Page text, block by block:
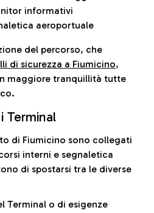
informativi
aeroportuale
del percorso, che
di sicurezza a Fiumicino,
maggiore tranquillità tutte
Terminal
di Fiumicino sono collegati
interni e segnaletica
di spostarsi tra le diverse
Terminal o di esigenze